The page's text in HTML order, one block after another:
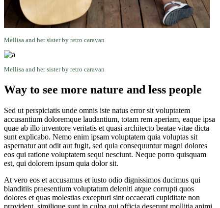
Mellisa and her sister by retro caravan
Mellisa and her sister by retro caravan
Way to see more nature and less people
Sed ut perspiciatis unde omnis iste natus error sit voluptatem
accusantium doloremque laudantium, totam rem aperiam, eaque ipsa
quae ab illo inventore veritatis et quasi architecto beatae vitae dicta
sunt explicabo. Nemo enim ipsam voluptatem quia voluptas sit
aspernatur aut odit aut fugit, sed quia consequuntur magni dolores
eos qui ratione voluptatem sequi nesciunt. Neque porro quisquam
est, qui dolorem ipsum quia dolor sit.
At vero eos et accusamus et iusto odio dignissimos ducimus qui
blanditiis praesentium voluptatum deleniti atque corrupti quos
dolores et quas molestias excepturi sint occaecati cupiditate non
provident, similique sunt in culpa qui officia deserunt mollitia animi,